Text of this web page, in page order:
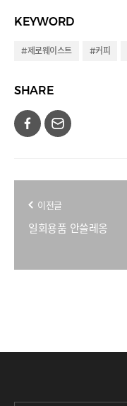
KEYWORD
#제로웨이스트 #커피
SHARE
이전글
일회용품 안쓸레옹